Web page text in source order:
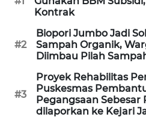
Kontrak
#2
Biopori Jumbo Jadi
Sampah Organik,
Diimbau Pilah
#3
Proyek Rehabilitas
Puskesmas
Pegangsaan Sebesar
dilaporkan ke Kejari
SITUNGIR
SIDIKALANG
NEWS
SIBARAGAS
NEWS